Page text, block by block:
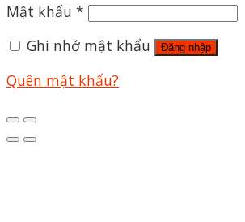
Mật khẩu *
Ghi nhớ mật khẩu
Đăng nhập
Quên mật khẩu?